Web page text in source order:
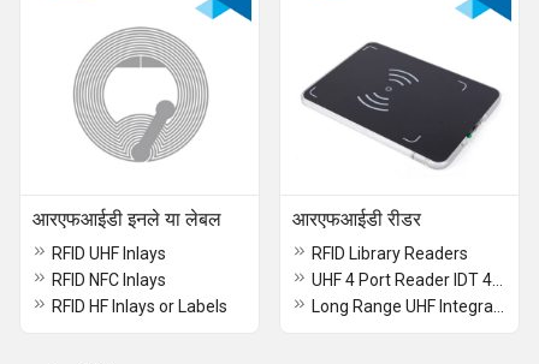
आरएफआईडी इनले या लेबल
RFID UHF Inlays
RFID NFC Inlays
RFID HF Inlays or Labels
आरएफआईडी रीडर
RFID Library Readers